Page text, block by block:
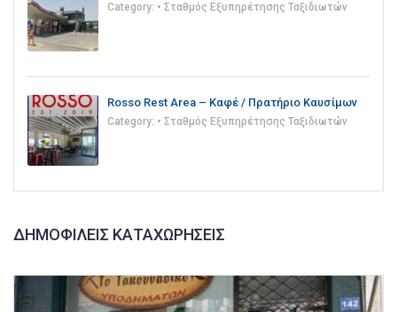
Category: • Σταθμός Εξυπηρέτησης Ταξιδιωτών
Rosso Rest Area – Καφέ / Πρατήριο Καυσίμων
Category: • Σταθμός Εξυπηρέτησης Ταξιδιωτών
ΔΗΜΟΦΙΛΕΊΣ ΚΑΤΑΧΩΡΉΣΕΙΣ